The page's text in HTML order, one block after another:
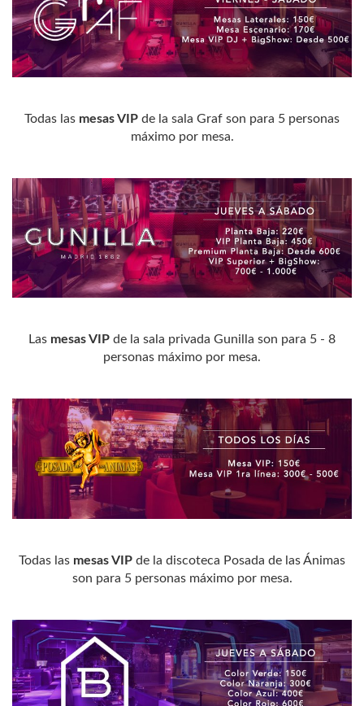
Todas las mesas VIP de la sala Graf son para 5 personas
máximo por mesa.
Las mesas VIP de la sala privada Gunilla son para 5 - 8
personas máximo por mesa.
Todas las mesas VIP de la discoteca Posada de las Ánimas
son para 5 personas máximo por mesa.